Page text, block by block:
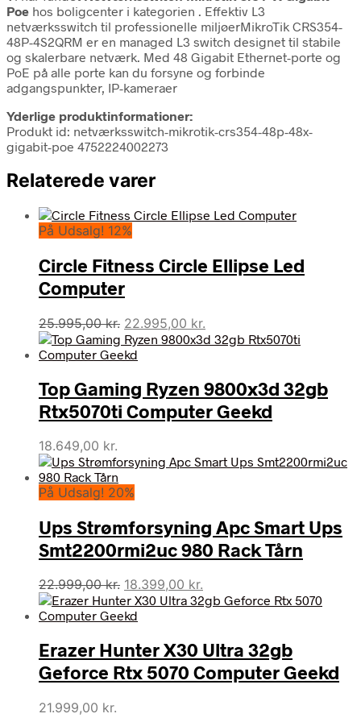
Poe hos boligcenter i kategorien . Effektiv L3
netværksswitch til professionelle miljøerMikroTik CRS354-
48P-4S2QRM er en managed L3 switch designet til stabile
og skalerbare netværk. Med 48 Gigabit Ethernet-porte og
PoE på alle porte kan du forsyne og forbinde
adgangspunkter, IP-kameraer
Yderlige produktinformationer:
Produkt id: netværksswitch-mikrotik-crs354-48p-48x-
gigabit-poe 4752224002273
Relaterede varer
På Udsalg! 12%
Circle Fitness Circle Ellipse Led
Computer
25.995,00kr. Den
oprindelige
pris
25.995,00 kr..
22.995,00 kr.
aktuelle
22.995,00 kr..
Top Gaming Ryzen 9800x3d 32gb
Rtx5070ti Computer Geekd
18.649,00 kr.
På Udsalg! 20%
Ups Strømforsyning Apc Smart Ups
Smt2200rmi2uc 980 Rack Tårn
22.999,00kr. Den
oprindelige
pris
22.999,00 kr..
18.399,00 kr.
aktuelle
18.399,00 kr..
Erazer Hunter X30 Ultra 32gb
Geforce Rtx 5070 Computer Geekd
21.999,00 kr.